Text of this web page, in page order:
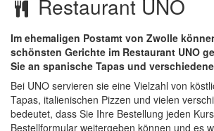
Restaurant UNO
Im ehemaligen Postamt von Zwolle
schönsten Gerichte im Restaurant UNO
Sie an spanische Tapas und
Bei UNO servieren sie eine Vielzahl von
Tapas, italienischen Pizzen und vielen
bedeutet, dass Sie Ihre Bestellung jeden
Bestellformular weitergeben können und es